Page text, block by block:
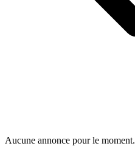
Aucune annonce pour le moment.